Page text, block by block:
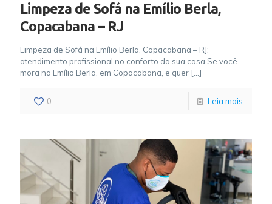
Limpeza de Sofá na Emílio Berla,
Copacabana – RJ
Limpeza de Sofá na Emílio Berla, Copacabana – RJ:
atendimento profissional no conforto da sua casa Se você
mora na Emílio Berla, em Copacabana, e quer […]
0 Leia mais